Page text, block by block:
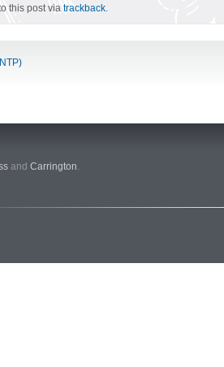
this post via trackback.
and Carrington.